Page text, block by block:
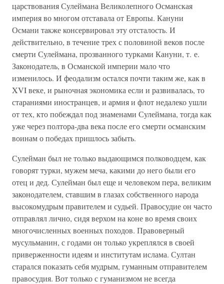
царствования Сулеймана Великолепного Османская
империя во многом отставала от Европы. Кануни
Османи также консервировал эту отсталость. И
действительно, в течение трех с половиной веков после
смерти Сулеймана, прозванного турками Кануни, т. е.
Законодатель, в Османской империи мало что
изменилось. И феодализм остался почти таким же, как в
XVI веке, и рыночная экономика если и развивалась, то
стараниями иностранцев, и армия и флот недалеко ушли
от тех, кто побеждал под знаменами Сулеймана, тогда как
уже через полтора-два века после его смерти османским
воинам о победах пришлось забыть.
Сулейман был не только выдающимся полководцем, как
говорят турки, мужем меча, какими до него были его
отец и дед. Сулейман был еще и человеком пера, великим
законодателем, ставшим в глазах собственного народа
высокомудрым правителем и судьей. Правосудие он часто
отправлял лично, сидя верхом на коне во время своих
многочисленных военных походов. Правоверный
мусульманин, с годами он только укреплялся в своей
приверженности идеям и институтам ислама. Султан
старался показать себя мудрым, гуманным отправителем
правосудия. Вот только с гуманизмом не всегда